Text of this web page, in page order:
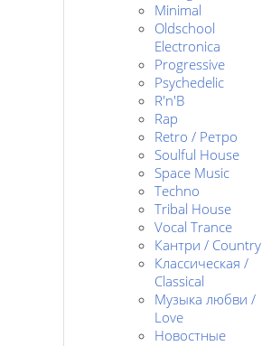
Minimal
Oldschool
Electronica
Progressive
Psychedelic
R'n'B
Rap
Retro / Ретро
Soulful House
Space Music
Techno
Tribal House
Vocal Trance
Кантри / Country
Классическая /
Classical
Музыка любви /
Love
Новостные